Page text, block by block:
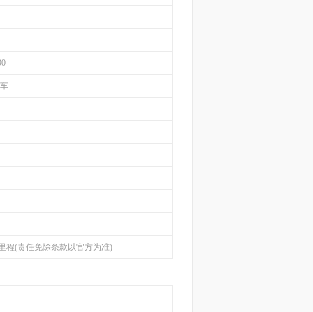
程(责任免除条款以官方为准)